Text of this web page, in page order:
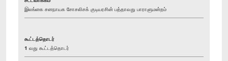
இலங்கை சனநாயக சோசலிசக் குடியரசின் பத்தாவது பாராளுமன்றம்
கூட்டத்தொடர்
1 வது கூட்டத்தொடர்